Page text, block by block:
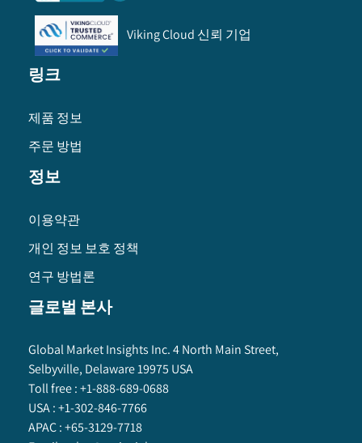
Viking Cloud 신뢰 기업
링크
제품 정보
주문 방법
정보
이용약관
개인 정보 보호 정책
연구 방법론
글로벌 본사
Global Market Insights Inc. 4 North Main Street,
Selbyville, Delaware 19975 USA
Toll free :+1-888-689-0688
USA :+1-302-846-7766
APAC :+65-3129-7718